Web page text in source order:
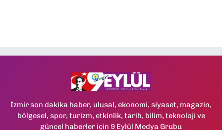
İzmir son dakika haber, ulusal, ekonomi, siyaset, magazin,
bölgesel, spor, turizm, etkinlik, tarih, bilim, teknoloji ve
güncel haberler için 9 Eylül Medya Grubu